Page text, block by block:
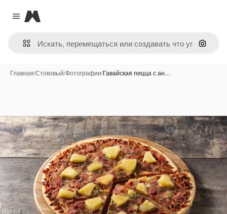
Close menu
Magnific
Поиск
Главная/Стоковый/Фотографии/Гавайская пицца с ан…